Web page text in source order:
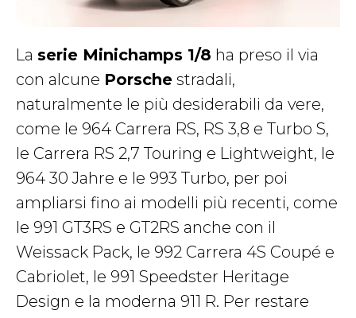
La serie Minichamps 1/8 ha preso il via
con alcune Porsche stradali,
naturalmente le più desiderabili da vere,
come le 964 Carrera RS, RS 3,8 e Turbo S,
le Carrera RS 2,7 Touring e Lightweight, le
964 30 Jahre e le 993 Turbo, per poi
ampliarsi fino ai modelli più recenti, come
le 991 GT3RS e GT2RS anche con il
Weissack Pack, le 992 Carrera 4S Coupé e
Cabriolet, le 991 Speedster Heritage
Design e la moderna 911 R. Per restare